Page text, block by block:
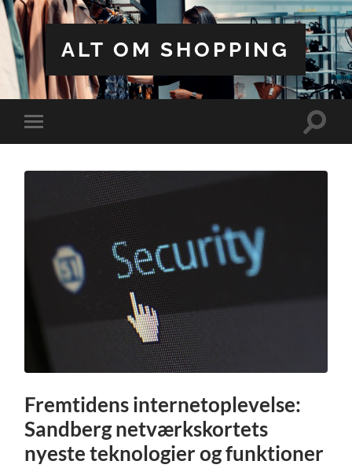
ALT OM SHOPPING
Toggle
mobile
Toggle
Fremtidens internetoplevelse:
Sandberg netværkskortets
nyeste teknologier og funktioner